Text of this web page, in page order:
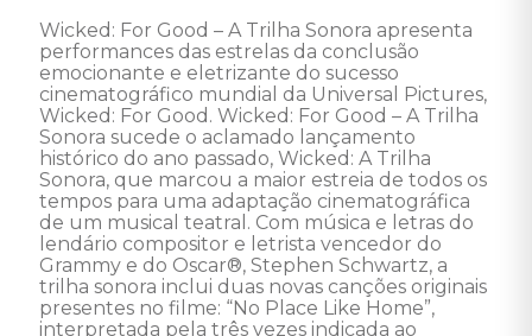
Wicked: For Good – A Trilha Sonora apresenta
performances das estrelas da conclusão
emocionante e eletrizante do sucesso
cinematográfico mundial da Universal Pictures,
Wicked: For Good. Wicked: For Good – A Trilha
Sonora sucede o aclamado lançamento
histórico do ano passado, Wicked: A Trilha
Sonora, que marcou a maior estreia de todos os
tempos para uma adaptação cinematográfica
de um musical teatral. Com música e letras do
lendário compositor e letrista vencedor do
Grammy e do Oscar®, Stephen Schwartz, a
trilha sonora inclui duas novas canções originais
presentes no filme: “No Place Like Home”,
interpretada pela três vezes indicada ao